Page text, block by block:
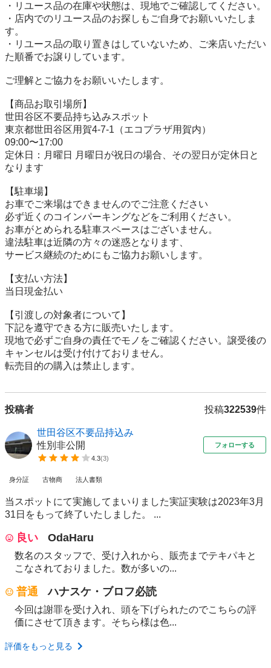
・リユース品の在庫や状態は、現地でご確認してください。
・店内でのリユース品のお探しもご自身でお願いいたしま
す。
・リユース品の取り置きはしていないため、ご来店いただい
た順番でお譲りしています。
ご理解とご協力をお願いいたします。
【商品お取引場所】
世田谷区不要品持ち込みスポット
東京都世田谷区用賀4-7-1（エコプラザ用賀内）
09:00〜17:00
定休日：月曜日 月曜日が祝日の場合、その翌日が定休日と
なります
【駐⾞場】
お車でご来場はできませんのでご注意ください
必ず近くのコインパーキングなどをご利用ください。
お車がとめられる駐車スペースはございません。
違法駐車は近隣の方々の迷惑となります、
サービス継続のためにもご協力お願いします。
【⽀払い⽅法】
当日現金払い
【引渡しの対象者について】
下記を遵守できる⽅に販売いたします。
現地で必ずご⾃⾝の責任でモノをご確認ください。譲受後の
キャンセルは受け付けておりません。
転売⽬的の購⼊は禁⽌します。
投稿者 投稿322539件
世田谷区不要品持込み
性別非公開
4.3(3)
フォローする
身分証 古物商 法人書類
当スポットにて実施してまいりました実証実験は2023年3月
31日をもって終了いたしました。 ...
良い OdaHaru
数名のスタッフで、受け入れから、販売までテキパキと
こなされておりました。数が多いの...
普通 ハナスケ・ブロフ必読
今回は謝罪を受け入れ、頭を下げられたのでこちらの評
価にさせて頂きます。そちら様は色...
評価をもっと見る